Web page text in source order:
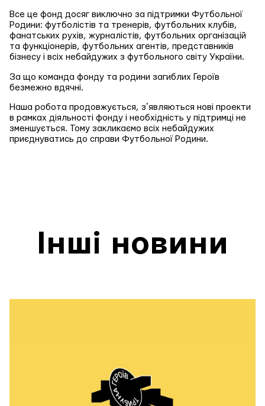
Все це фонд досяг виключно за підтримки Футбольної
Родини: футболістів та тренерів, футбольних клубів,
фанатських рухів, журналістів, футбольних організацій
та функціонерів, футбольних агентів, представників
бізнесу і всіх небайдужих з футбольного світу України.
За що команда фонду та родини загиблих Героїв
безмежно вдячні.
Наша робота продовжується, зʼявляються нові проекти
в рамках діяльності фонду і необхідність у підтримці не
зменшується. Тому закликаємо всіх небайдужих
приєднуватись до справи Футбольної Родини.
Інші новини